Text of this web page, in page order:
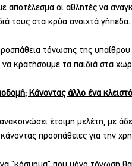
αποτέλεσμα οι αθλητές να
τους στα κρύα ανοιχτά γήπεδα.
τόνωσης της
κρατήσουμε τα παιδιά στα
Κάνοντας άλλο ένα
έτοιμη μελέτη, με
προσπάθειες για την